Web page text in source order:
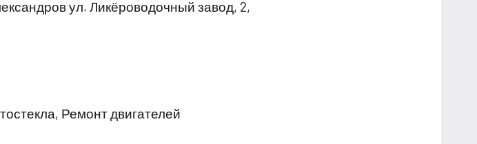
ул. Ликёроводочный завод, 2,
Ремонт двигателей